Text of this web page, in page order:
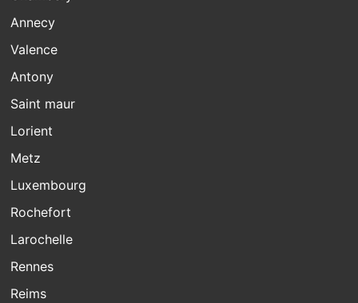
Annecy
Valence
Antony
Saint maur
Lorient
Metz
Luxembourg
Rochefort
Larochelle
Rennes
Reims